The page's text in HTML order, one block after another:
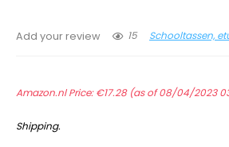
Add your review 15 Schooltassen,
Amazon.nl Price:€17.28(as of 08/04/2023
Shipping.